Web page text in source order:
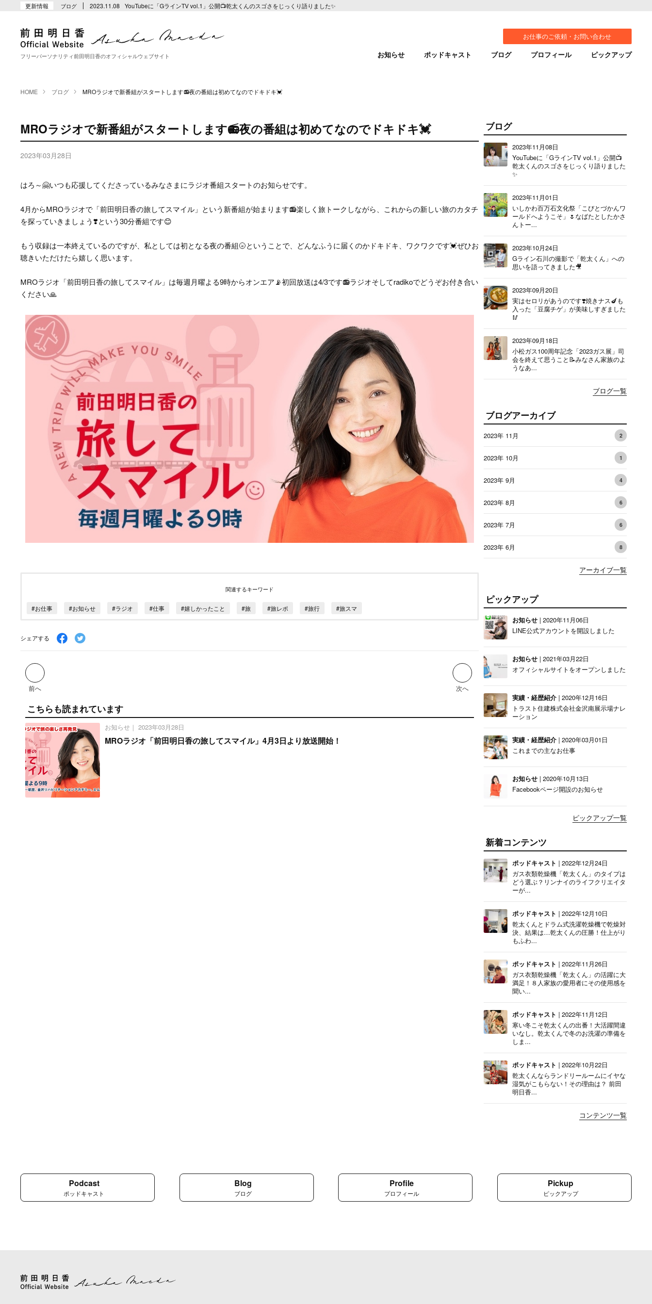
更新情報 ブログ 2023.11.08 YouTubeに「GラインTV vol.1」公開📺乾太くんのスゴさをじっくり語りました✨
フリーパーソナリティ前田明日香のオフィシャルウェブサイト
お仕事のご依頼・お問い合わせ
お知らせ ポッドキャスト ブログ プロフィール ピックアップ
HOME ブログ MROラジオで新番組がスタートします📻夜の番組は初めてなのでドキドキ💓
MROラジオで新番組がスタートします📻夜の番組は初めてなのでドキドキ💓
2023年03月28日
はろ～🤗いつも応援してくださっているみなさまにラジオ番組スタートのお知らせです。
4月からMROラジオで「前田明日香の旅してスマイル」という新番組が始まります📻楽しく旅トークしながら、これからの新しい旅のカタチ
を探っていきましょう❣️という30分番組です😊
もう収録は一本終えているのですが、私としては初となる夜の番組🌝ということで、どんなふうに届くのかドキドキ、ワクワクです💓ぜひお
聴きいただけたら嬉しく思います。
MROラジオ「前田明日香の旅してスマイル」は毎週月曜よる9時からオンエア📡初回放送は4/3です📻ラジオそしてradikoでどうぞお付き合い
ください🙏
関連するキーワード
#お仕事 #お知らせ #ラジオ #仕事 #嬉しかったこと #旅 #旅レポ #旅行 #旅スマ
シェアする
前へ 次へ
こちらも読まれています
お知らせ｜2023年03月28日
MROラジオ「前田明日香の旅してスマイル」4月3日より放送開始！
ブログ
2023年11月08日
YouTubeに「GラインTV vol.1」公開📺
乾太くんのスゴさをじっくり語りました
✨
2023年11月01日
いしかわ百万石文化祭「こびとづかんワ
ールドへようこそ」🌷なばたとしたかさ
んトー...
2023年10月24日
Gライン石川の撮影で「乾太くん」への
思いを語ってきました🎥
2023年09月20日
実はセロリがあうのです❣️焼きナス🍆も
入った「豆腐チゲ」が美味しすぎました
🥢
2023年09月18日
小松ガス100周年記念「2023ガス展」司
会を終えて思うこと📝みなさん家族のよ
うなあ...
ブログ一覧
ブログアーカイブ
2023年 11月 2
2023年 10月 1
2023年 9月 4
2023年 8月 6
2023年 7月 6
2023年 6月 8
アーカイブ一覧
ピックアップ
お知らせ | 2020年11月06日
LINE公式アカウントを開設しました
お知らせ | 2021年03月22日
オフィシャルサイトをオープンしました
実績・経歴紹介 | 2020年12月16日
トラスト住建株式会社金沢南展示場ナレ
ーション
実績・経歴紹介 | 2020年03月01日
これまでの主なお仕事
お知らせ | 2020年10月13日
Facebookページ開設のお知らせ
ピックアップ一覧
新着コンテンツ
ポッドキャスト | 2022年12月24日
ガス衣類乾燥機「乾太くん」のタイプは
どう選ぶ？リンナイのライフクリエイタ
ーが...
ポッドキャスト | 2022年12月10日
乾太くんとドラム式洗濯乾燥機で乾燥対
決、結果は…乾太くんの圧勝！仕上がり
もふわ...
ポッドキャスト | 2022年11月26日
ガス衣類乾燥機「乾太くん」の活躍に大
満足！８人家族の愛用者にその使用感を
聞い...
ポッドキャスト | 2022年11月12日
寒い冬こそ乾太くんの出番！大活躍間違
いなし。乾太くんで冬のお洗濯の準備を
しま...
ポッドキャスト | 2022年10月22日
乾太くんならランドリールームにイヤな
湿気がこもらない！その理由は？ 前田
明日香...
コンテンツ一覧
Podcast
ポッドキャスト
Blog
ブログ
Profile
プロフィール
Pickup
ピックアップ